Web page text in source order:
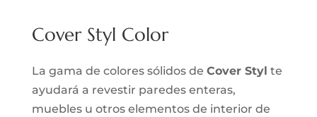
Cover Styl Color
La gama de colores sólidos de Cover Styl te
ayudará a revestir paredes enteras,
muebles u otros elementos de interior de